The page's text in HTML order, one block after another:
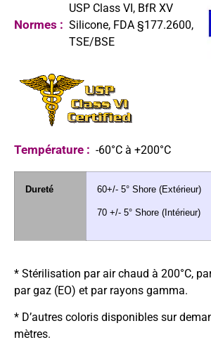
Normes :
USP Class VI, BfR XV
Silicone, FDA §177.2600,
TSE/BSE
Température : -60°C à +200°C
Dureté 60+/- 5° Shore (Extérieur)
70 +/- 5° Shore (Intérieur)
* Stérilisation par air chaud à 200°C,
par gaz (EO) et par rayons gamma.
* D’autres coloris disponibles sur
mètres.